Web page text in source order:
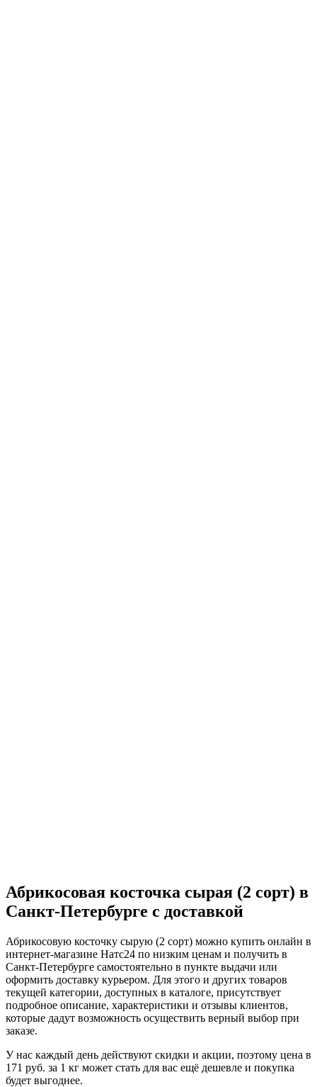
Абрикосовая косточка сырая (2 сорт) в
Санкт-Петербурге с доставкой
Абрикосовую косточку сырую (2 сорт) можно купить онлайн в
интернет-магазине Натс24 по низким ценам и получить в
Санкт-Петербурге самостоятельно в пункте выдачи или
оформить доставку курьером. Для этого и других товаров
текущей категории, доступных в каталоге, присутствует
подробное описание, характеристики и отзывы клиентов,
которые дадут возможность осуществить верный выбор при
заказе.
У нас каждый день действуют скидки и акции, поэтому цена в
171 руб. за 1 кг может стать для вас ещё дешевле и покупка
будет выгоднее.